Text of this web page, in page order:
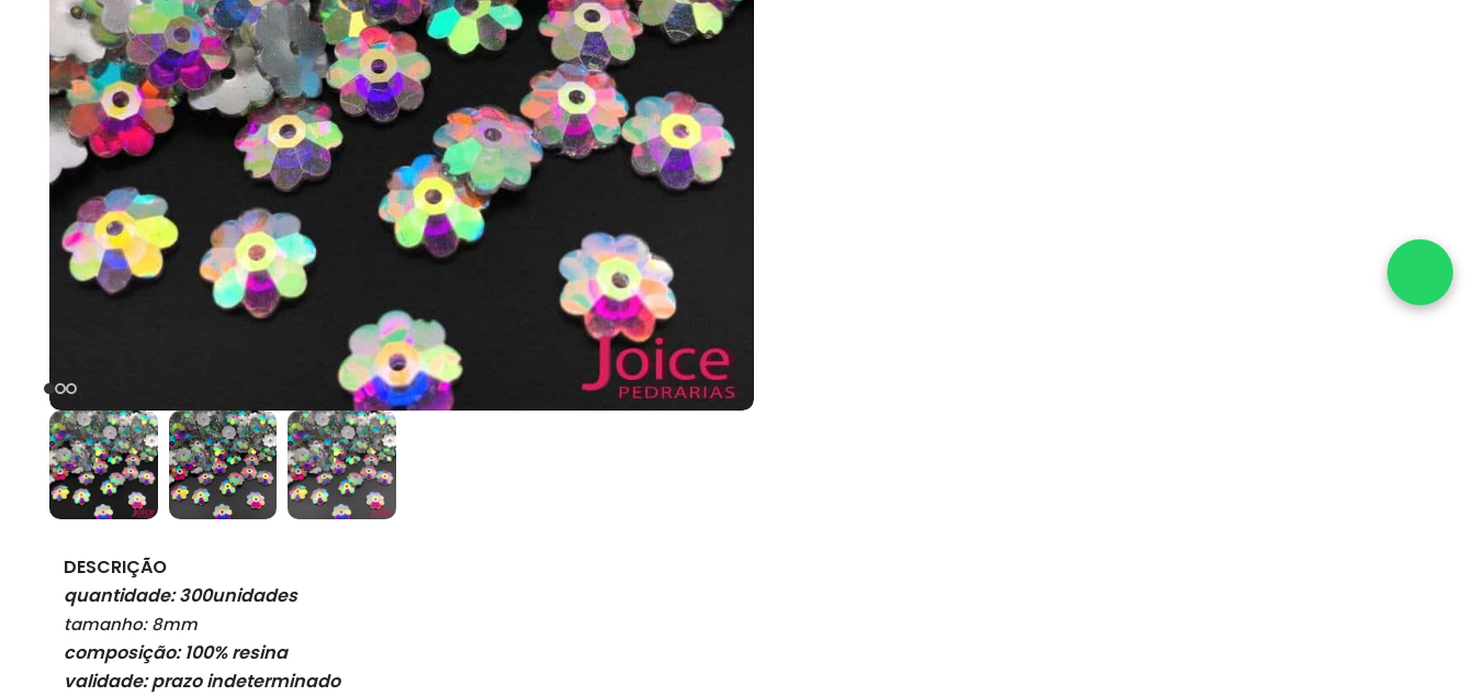
DESCRIÇÃO
quantidade: 300unidades
tamanho: 8mm
composição: 100% resina
validade: prazo indeterminado